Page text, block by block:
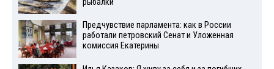
Предчувствие парламента: как в России
работали петровский Сенат и Уложенная
комиссия Екатерины